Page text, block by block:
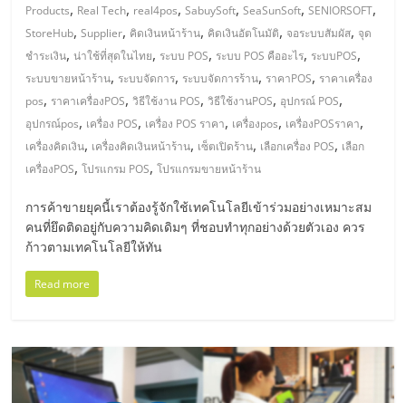
แฟ
รน
ไชส์,
ที่
ปรึกษา
แฟ
รน
Products, Real Tech, real4pos,SabuySoft,SeaSunSoft,SENIORSOFT,
StoreHub,Supplier, คิดเงินหน้าร้าน, คิดเงินอัตโนมัติ, จอระบบสัมผัส, จุด
ชำระเงิน,น่าใช้ที่สุดในไทย, ระบบ POS, ระบบ POS คืออะไร, ระบบPOS,
ระบบขายหน้าร้าน, ระบบจัดการ, ระบบจัดการร้าน, ราคาPOS, ราคาเครื่อง
pos, ราคาเครื่องPOS,วิธีใช้งาน POS,วิธีใช้งานPOS, อุปกรณ์ POS,
อุปกรณ์pos, เครื่อง POS, เครื่อง POS ราคา, เครื่องpos, เครื่องPOSราคา,
เครื่องคิดเงิน, เครื่องคิดเงินหน้าร้าน, เซ็ตเปิดร้าน, เลือกเครื่อง POS, เลือก
เครื่องPOS,โปรแกรม POS,โปรแกรมขายหน้าร้าน
การค้าขายยุคนี้เราต้องรู้จักใช้เทคโนโลยีเข้าร่วมอย่างเหมาะสม
คนที่ยึดติดอยู่กับความคิดเดิมๆ ที่ชอบทำทุกอย่างด้วยตัวเอง ควร
ก้าวตามเทคโนโลยีให้ทัน
Read more